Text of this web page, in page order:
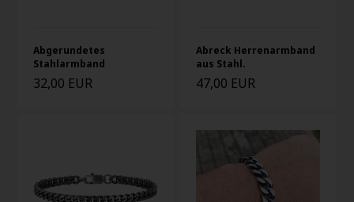
Abgerundetes
Stahlarmband
32,00 EUR
Abreck Herrenarmband
aus Stahl.
47,00 EUR